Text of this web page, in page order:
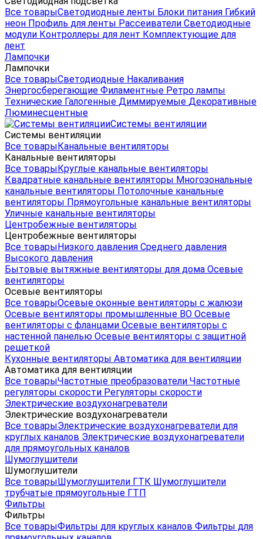
Все товарыСветодиодные ленты Блоки питания Гибкий
неон Профиль для ленты Рассеиватели Светодиодные
модули Контроллеры для лент Комплектующие для
лент
Лампочки
Лампочки
Все товарыСветодиодные Накаливания
Энергосберегающие Филаментные Ретро лампы
Технические Галогенные Диммируемые Декоративные
Люминесцентные
Системы вентиляции
Системы вентиляции
Все товарыКанальные вентиляторы
Канальные вентиляторы
Все товарыКруглые канальные вентиляторы
Квадратные канальные вентиляторы Многозональные
канальные вентиляторы Потолочные канальные
вентиляторы Прямоугольные канальные вентиляторы
Уличные канальные вентиляторы
Центробежные вентиляторы
Центробежные вентиляторы
Все товарыНизкого давления Среднего давления
Высокого давления
Бытовые вытяжные вентиляторы для дома Осевые
вентиляторы
Осевые вентиляторы
Все товарыОсевые оконные вентиляторы с жалюзи
Осевые вентиляторы промышленные ВО Осевые
вентиляторы с фланцами Осевые вентиляторы с
настенной панелью Осевые вентиляторы с защитной
решеткой
Кухонные вентиляторы Автоматика для вентиляции
Автоматика для вентиляции
Все товарыЧастотные преобразователи Частотные
регуляторы скорости Регуляторы скорости
Электрические воздухонагреватели
Электрические воздухонагреватели
Все товарыЭлектрические воздухонагреватели для
круглых каналов Электрические воздухонагреватели
для прямоугольных каналов
Шумоглушители
Шумоглушители
Все товарыШумоглушители ГТК Шумоглушители
трубчатые прямоугольные ГТП
Фильтры
Фильтры
Все товарыФильтры для круглых каналов Фильтры для